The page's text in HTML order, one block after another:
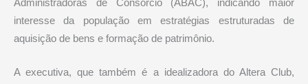
Administradoras de Consórcio (ABAC), indicando maior
interesse da população em estratégias estruturadas de
aquisição de bens e formação de patrimônio.
A executiva, que também é a idealizadora do Altera Club,